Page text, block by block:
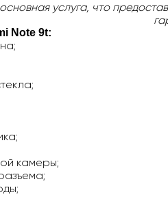
услуга, что
Note 9t:
камеры;